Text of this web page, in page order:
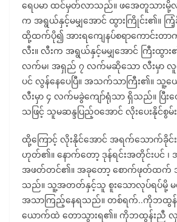
ရေပမာ ထင်မှတ်လာသည်။ ဖအေတူသားမို့လ
က အရွယ်နှင့်မမျှအောင် ထွားကြိုင်း၏။ က
ထို့ထက်ပို၍ အားရကျေနပ်စရာကောင်းတာ
လီး။ လီးက အရွယ်နှင့်မမျှအောင် ကြီးထွာ
လက်မ၊ အရှည် ၇ လက်မဆိုသော လီးမှာ လူ
ပင် လွန်နေပေပြီ။ အသက်သာကြီး၏။ သူ့ယ
လီးမှာ ၄ လက်မခွဲကျော်ရုံသာ ရှိသည်။ ပြီးတ
သဖြင့် သူမဆန္ဒပြည့်ဝအောင် လိုးပေးနိုင်စွမ်
ထို့ကြောင့် လိုးနိုင်အောင် အရက်သောက်ခို
ဟုတ်၏။ နောက်တော့ ဒုန်ရင်းအတိုင်းပင် ၊
အဖတ်တင်၏။ အခုတော့ စောက်ဖုတ်ထက်
သည်။ သူ့အတတ်နှင့်သူ စူးသောလုပ်ရပ်မို့ မတ
အသာကြည့်နေရသည်။ တစ်ရက်..ကိုဘထွန်း
ယောက်ထဲ တောသွားရ၏။ ကိုဘထွန်းညီ